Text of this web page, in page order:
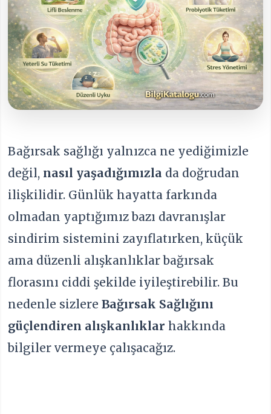
Bağırsak sağlığı yalnızca ne yediğimizle
değil, nasıl yaşadığımızla da doğrudan
ilişkilidir. Günlük hayatta farkında
olmadan yaptığımız bazı davranışlar
sindirim sistemini zayıflatırken, küçük
ama düzenli alışkanlıklar bağırsak
florasını ciddi şekilde iyileştirebilir. Bu
nedenle sizlereBağırsak Sağlığını
güçlendiren alışkanlıklarhakkında
bilgiler vermeye çalışacağız.